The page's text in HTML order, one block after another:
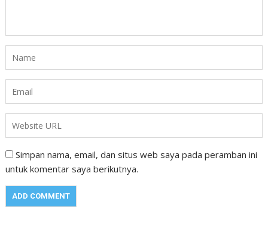
Simpan nama, email, dan situs web saya pada peramban ini
untuk komentar saya berikutnya.